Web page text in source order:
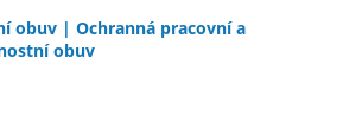
obuv | Ochranná pracovní a
obuv